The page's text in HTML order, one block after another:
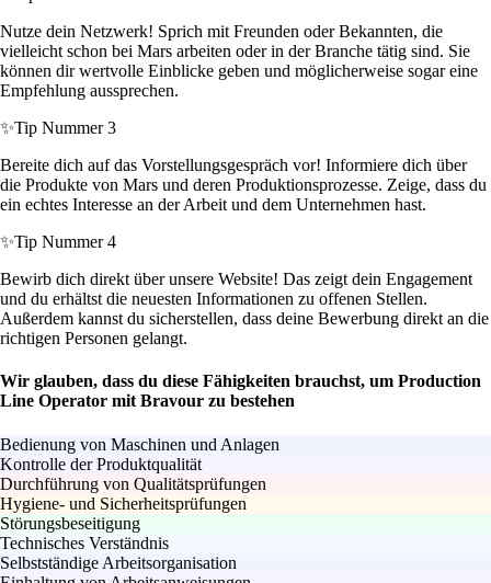
Nutze dein Netzwerk! Sprich mit Freunden oder Bekannten, die
vielleicht schon bei Mars arbeiten oder in der Branche tätig sind. Sie
können dir wertvolle Einblicke geben und möglicherweise sogar eine
Empfehlung aussprechen.
✨Tip Nummer 3
Bereite dich auf das Vorstellungsgespräch vor! Informiere dich über
die Produkte von Mars und deren Produktionsprozesse. Zeige, dass du
ein echtes Interesse an der Arbeit und dem Unternehmen hast.
✨Tip Nummer 4
Bewirb dich direkt über unsere Website! Das zeigt dein Engagement
und du erhältst die neuesten Informationen zu offenen Stellen.
Außerdem kannst du sicherstellen, dass deine Bewerbung direkt an die
richtigen Personen gelangt.
Wir glauben, dass du diese Fähigkeiten brauchst, um Production
Line Operator mit Bravour zu bestehen
Bedienung von Maschinen und Anlagen
Kontrolle der Produktqualität
Durchführung von Qualitätsprüfungen
Hygiene- und Sicherheitsprüfungen
Störungsbeseitigung
Technisches Verständnis
Selbstständige Arbeitsorganisation